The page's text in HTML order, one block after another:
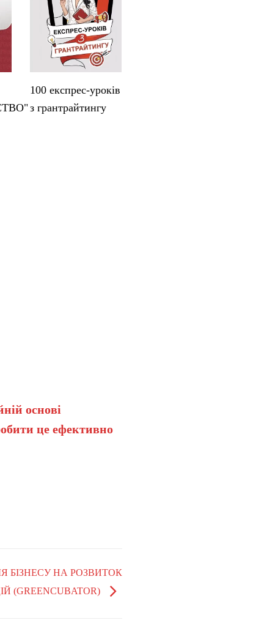
100 експрес-уроків
з грантрайтингу
основі
це ефективно
БІЗНЕСУ НА РОЗВИТОК